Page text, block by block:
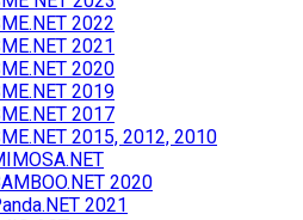
2022
2021
2020
2019
2017
2015, 2012, 2010
2020
2021